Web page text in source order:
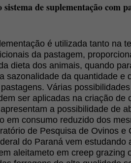
de suplementação com
é utilizada tanto na
da pastagem,
dieta dos animais, quando
sazonalidade da quantidade e
Várias
ser aplicadas na criação de
a possibilidade de
em consumo reduzido dos
de Pesquisa de Ovinos e
do Paraná vem estudando
aleitameto em creep grazing